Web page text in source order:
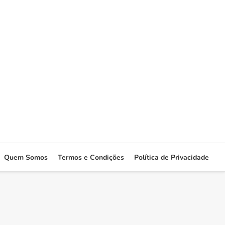
Quem Somos Termos e Condições Política de Privacidade